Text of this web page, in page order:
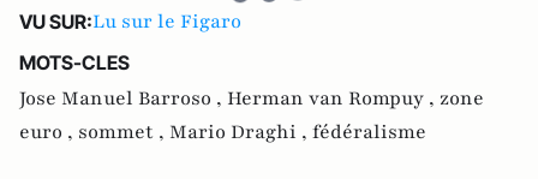
VU SUR:Lu sur le Figaro
MOTS-CLES
Jose Manuel Barroso , Herman van Rompuy , zone
euro , sommet , Mario Draghi , fédéralisme